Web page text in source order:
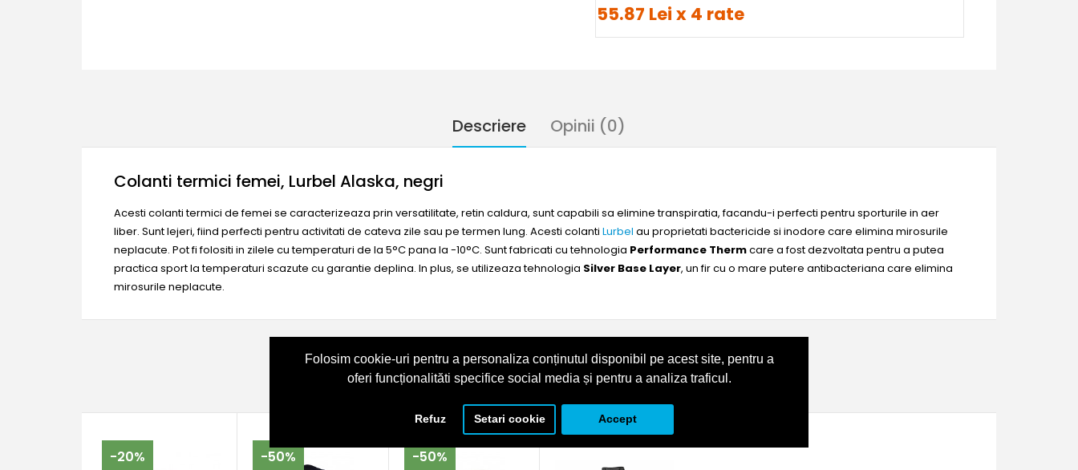
Folosim cookie-uri pentru a personaliza conținutul disponibil pe acest site, pentru a
oferi funcționalităti specifice social media și pentru a analiza traficul.
Refuz Setari cookie Accept
55.87 Lei x 4 rate
Descriere Opinii (0)
Colanti termici femei, Lurbel Alaska, negri
Acesti colanti termici de femei se caracterizeaza prin versatilitate, retin caldura, sunt capabili sa elimine transpiratia, facandu-i perfecti pentru sporturile in aer
liber. Sunt lejeri, fiind perfecti pentru activitati de cateva zile sau pe termen lung. Acesti colanti Lurbel au proprietati bactericide si inodore care elimina mirosurile
neplacute. Pot fi folositi in zilele cu temperaturi de la 5°C pana la -10°C. Sunt fabricati cu tehnologia Performance Thermcare a fost dezvoltata pentru a putea
practica sport la temperaturi scazute cu garantie deplina. In plus, se utilizeaza tehnologia Silver Base Layer, un fir cu o mare putere antibacteriana care elimina
mirosurile neplacute.
Produse asemănătoare cu Colanți termici femei, Lurbel Alaska, negri
-20% -50% -50%